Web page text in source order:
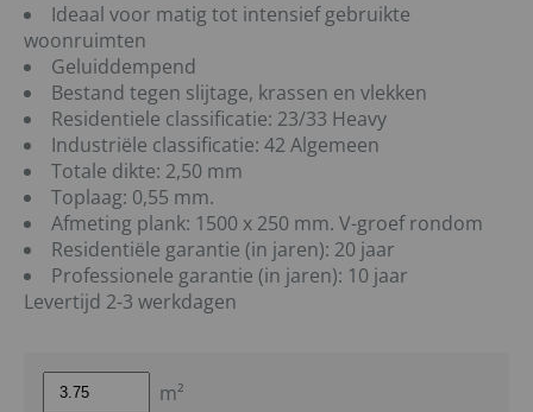
Ideaal voor matig tot intensief gebruikte
woonruimten
Geluiddempend
Bestand tegen slijtage, krassen en vlekken
Residentiele classificatie: 23/33 Heavy
Industriële classificatie: 42 Algemeen
Totale dikte: 2,50 mm
Toplaag: 0,55 mm.
Afmeting plank: 1500 x 250 mm. V-groef rondom
Residentiële garantie (in jaren): 20 jaar
Professionele garantie (in jaren): 10 jaar
Levertijd 2-3 werkdagen
m²